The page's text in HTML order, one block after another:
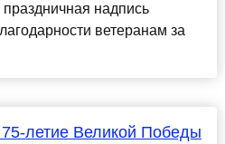
надпись
ветеранам за
летие Великой Победы